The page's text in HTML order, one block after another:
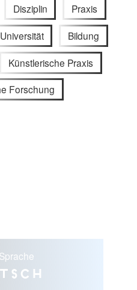
Disziplin Praxis
Universität Bildung
Künstlerische Praxis
Forschung